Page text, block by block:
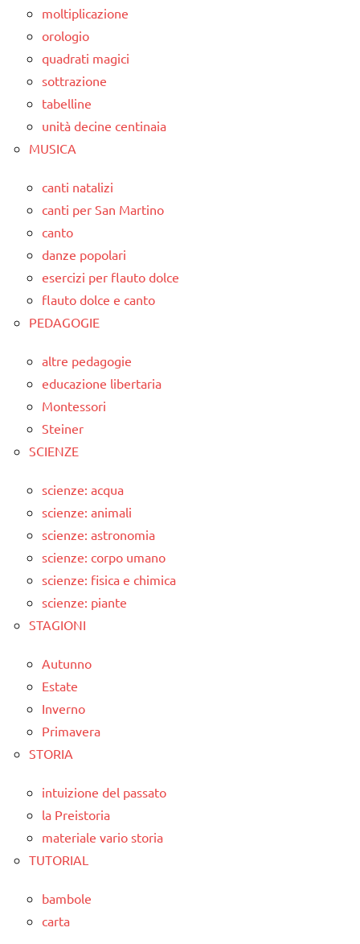
moltiplicazione
orologio
quadrati magici
sottrazione
tabelline
unità decine centinaia
MUSICA
canti natalizi
canti per San Martino
canto
danze popolari
esercizi per flauto dolce
flauto dolce e canto
PEDAGOGIE
altre pedagogie
educazione libertaria
Montessori
Steiner
SCIENZE
scienze: acqua
scienze: animali
scienze: astronomia
scienze: corpo umano
scienze: fisica e chimica
scienze: piante
STAGIONI
Autunno
Estate
Inverno
Primavera
STORIA
intuizione del passato
la Preistoria
materiale vario storia
TUTORIAL
bambole
carta